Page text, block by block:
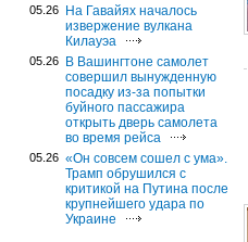
05.26
На Гавайях началось
извержение вулкана
Килауэа
05.26
В Вашингтоне самолет
совершил вынужденную
посадку из-за попытки
буйного пассажира
открыть дверь самолета
во время рейса
05.26 «Он совсем сошел с ума».
Трамп обрушился с
критикой на Путина после
крупнейшего удара по
Украине